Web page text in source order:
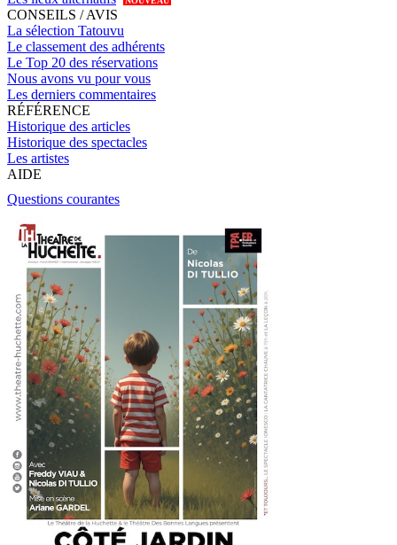
CONSEILS / AVIS
La sélection Tatouvu
Le classement des adhérents
Le Top 20 des réservations
Nous avons vu pour vous
Les derniers commentaires
RÉFÉRENCE
Historique des articles
Historique des spectacles
Les artistes
AIDE
Questions courantes